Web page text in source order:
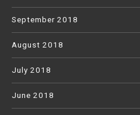
September 2018
August 2018
July 2018
June 2018